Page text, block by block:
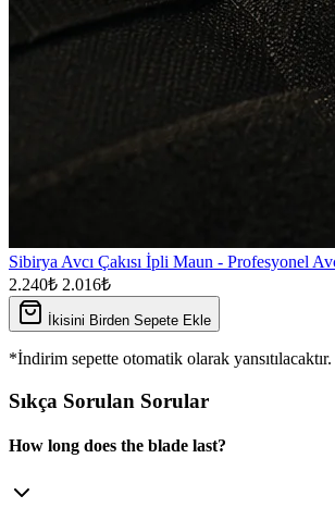
Sibirya Avcı Çakısı İpli Maun - Profesyonel
2.240₺ 2.016₺
İkisini Birden Sepete Ekle
*İndirim sepette otomatik olarak yansıtılacaktır.
Sıkça Sorulan Sorular
How long does the blade last?